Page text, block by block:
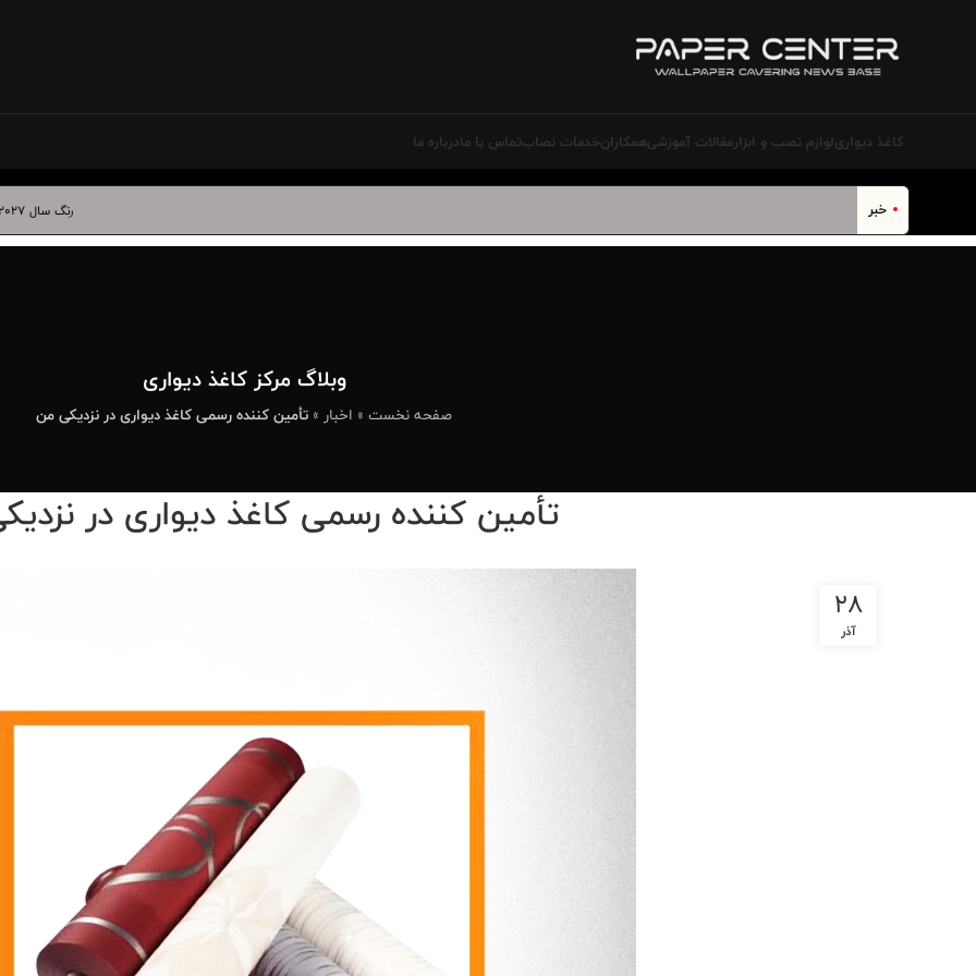
کاغذ دیواریلوازم نصب و ابزارمقالات آموزشیهمکارانخدمات نصاب‌تماس با مادرباره ما
خبر رنگ سال ۲۰۲۷ در دکوراسیون داخلی | بهترین کاغذ دیواری برای آبی درخشان
وبلاگ مرکز کاغذ دیواری
صفحه نخست » اخبار » تأمین‌ کننده رسمی کاغذ دیواری در نزدیکی من
تأمین‌ کننده رسمی کاغذ دیواری در
28
آذر